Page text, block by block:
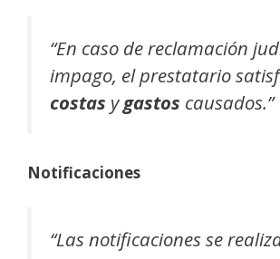
“En caso de reclamación
impago, el prestatario
costas ygastos causados.”
Notificaciones
“Las notificaciones se